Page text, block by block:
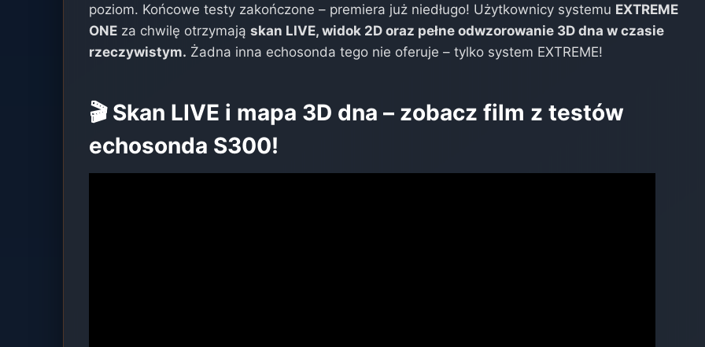
poziom. Końcowe testy zakończone – premiera już niedługo! Użytkownicy systemu EXTREME
ONE za chwilę otrzymająskan LIVE, widok 2D oraz pełne odwzorowanie 3D dna w czasie
rzeczywistym. Żadna inna echosonda tego nie oferuje – tylko system EXTREME!
🎬 Skan LIVE i mapa 3D dna – zobacz film z testów
echosonda S300!